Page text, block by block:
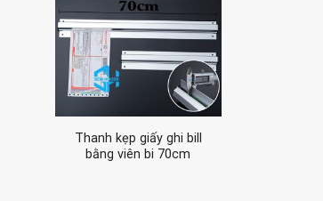
Thanh kẹp giấy ghi bill
bằng viên bi 70cm